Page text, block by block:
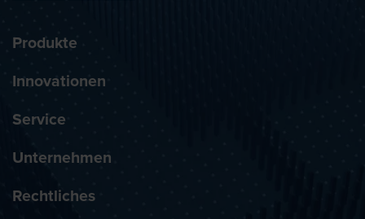
Produkte
Innovationen
Service
Unternehmen
Rechtliches